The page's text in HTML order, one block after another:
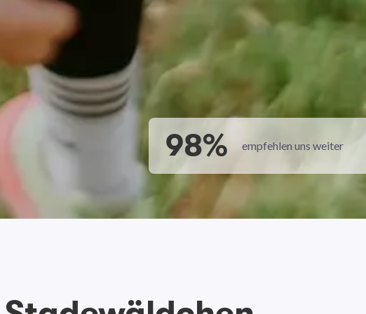
98% empfehlen uns weiter